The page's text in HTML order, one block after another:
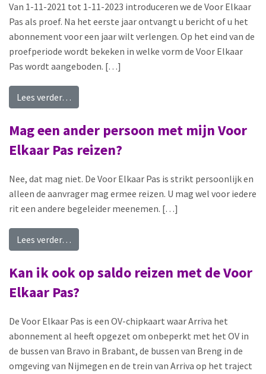
Van 1-11-2021 tot 1-11-2023 introduceren we de Voor Elkaar
Pas als proef. Na het eerste jaar ontvangt u bericht of u het
abonnement voor een jaar wilt verlengen. Op het eind van de
proefperiode wordt bekeken in welke vorm de Voor Elkaar
Pas wordt aangeboden. […]
Lees verder…
Mag een ander persoon met mijn Voor
Elkaar Pas reizen?
Nee, dat mag niet. De Voor Elkaar Pas is strikt persoonlijk en
alleen de aanvrager mag ermee reizen. U mag wel voor iedere
rit een andere begeleider meenemen. […]
Lees verder…
Kan ik ook op saldo reizen met de Voor
Elkaar Pas?
De Voor Elkaar Pas is een OV-chipkaart waar Arriva het
abonnement al heeft opgezet om onbeperkt met het OV in
de bussen van Bravo in Brabant, de bussen van Breng in de
omgeving van Nijmegen en de trein van Arriva op het traject